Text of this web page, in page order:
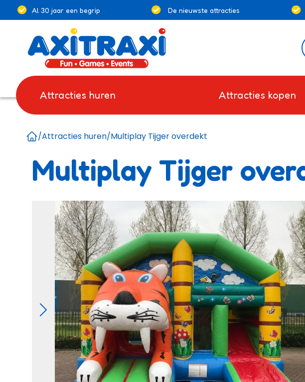
Al 30 jaar een begrip De nieuwste attracties
Attracties huren Attracties kopen
/Attracties huren/Multiplay Tijger overdekt
Multiplay Tijger